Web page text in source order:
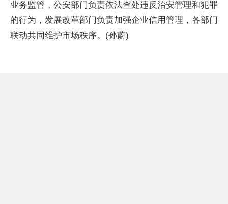
业务监管，公安部门负责依法查处违反治安管理和犯罪
的行为，发展改革部门负责加强企业信用管理，各部门
联动共同维护市场秩序。(孙蔚)